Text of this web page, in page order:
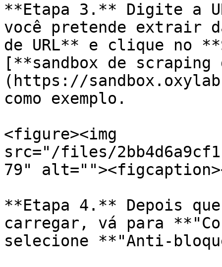
**Etapa 3.** Digite a
você pretende extrair
de URL** e clique no
[**sandbox de scraping
(https://
como exemplo.
<figure><img
src="/files/
79"
**Etapa 4.** Depois
carregar, vá para
selecione **"Anti-